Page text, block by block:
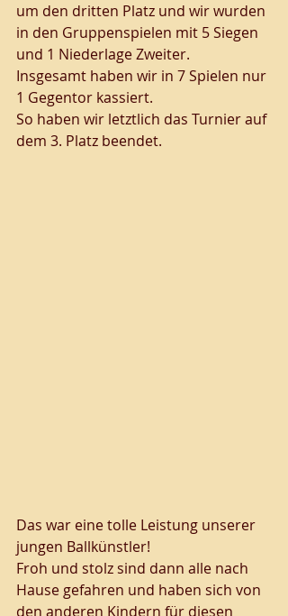
um den dritten Platz und wir wurden
in den Gruppenspielen mit 5 Siegen
und 1 Niederlage Zweiter.
Insgesamt haben wir in 7 Spielen nur
1 Gegentor kassiert.
So haben wir letztlich das Turnier auf
dem 3. Platz beendet.
Das war eine tolle Leistung unserer
jungen Ballkünstler!
Froh und stolz sind dann alle nach
Hause gefahren und haben sich von
den anderen Kindern für diesen